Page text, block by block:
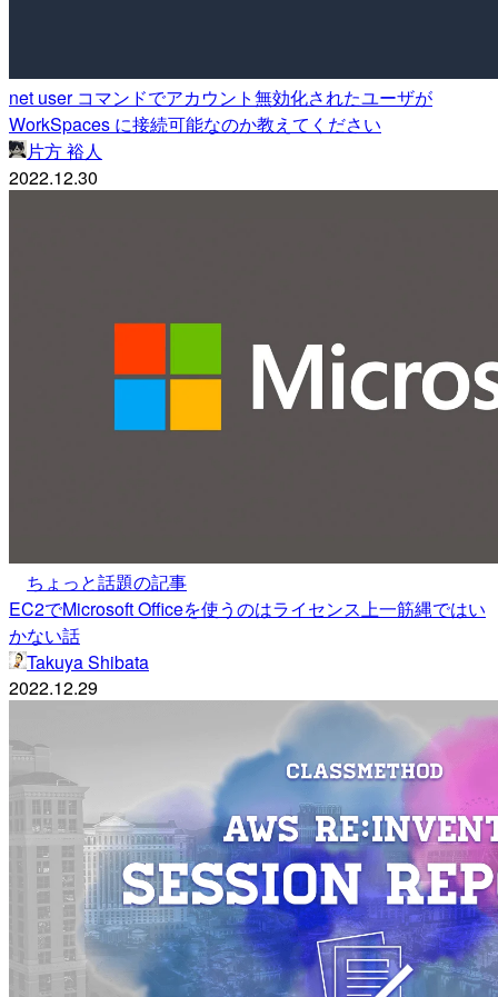
net user コマンドでアカウント無効化されたユーザが
WorkSpaces に接続可能なのか教えてください
片方 裕人
2022.12.30
ちょっと話題の記事
EC2でMicrosoft Officeを使うのはライセンス上一筋縄ではい
かない話
Takuya Shibata
2022.12.29